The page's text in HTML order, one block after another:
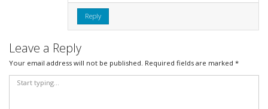
Reply
Leave a Reply
Your email address will not be published. Required fields are marked *